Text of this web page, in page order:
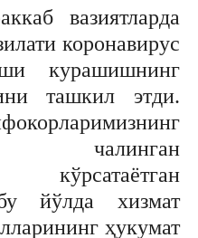
вазиятларда
коронавирус
курашишнинг
ташкил этди.
чалинган
кўрсатаётган
йўлда хизмат
ҳукумат